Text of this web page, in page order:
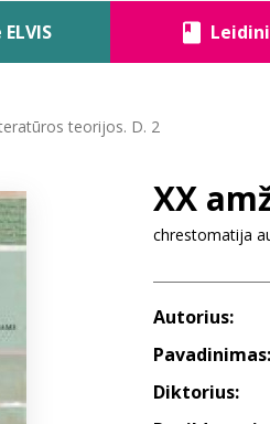
teorijos. D. 2
XX
chrestomatija
Autorius:
Pavadinimas:
Diktorius: